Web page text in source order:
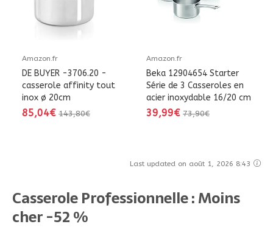
Amazon.fr
DE BUYER -3706.20 -
casserole affinity tout
inox ø 20cm
85,04€ 143,80€
Amazon.fr
Beka 12904654 Starter
Série de 3 Casseroles en
acier inoxydable 16/20 cm
39,99€ 73,90€
Last updated on août 1, 2026 8:43
Casserole Professionnelle : Moins
cher -52 %